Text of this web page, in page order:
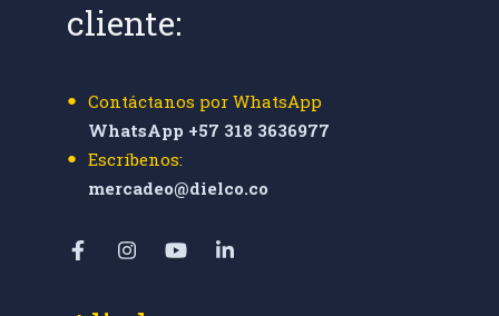
cliente:
Contáctanos por WhatsApp
WhatsApp +57 318 3636977
Escríbenos:
mercadeo@dielco.co